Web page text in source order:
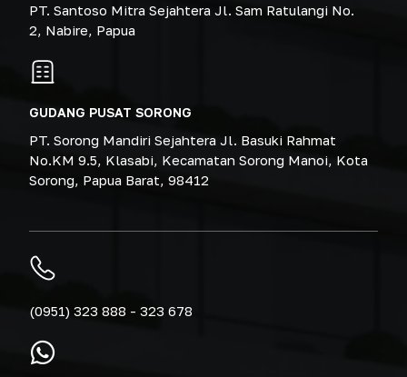
PT. Santoso Mitra Sejahtera Jl. Sam Ratulangi No.
2, Nabire, Papua
GUDANG PUSAT SORONG
PT. Sorong Mandiri Sejahtera Jl. Basuki Rahmat
No.KM 9.5, Klasabi, Kecamatan Sorong Manoi, Kota
Sorong, Papua Barat, 98412
(0951) 323 888 - 323 678